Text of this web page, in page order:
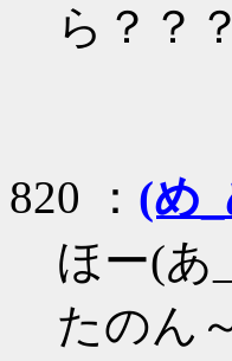
ら？？？
820 ： (め
ほー(あ
たのん